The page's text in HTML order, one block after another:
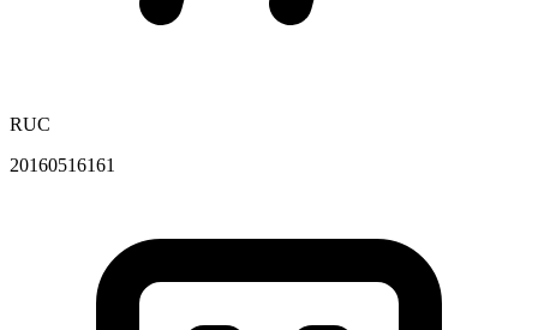
RUC
20160516161